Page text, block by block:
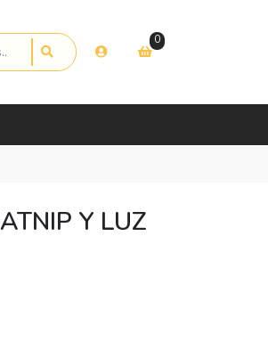
0
Y LUZ